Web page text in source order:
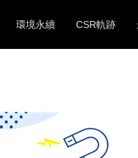
環境永續 CSR軌跡